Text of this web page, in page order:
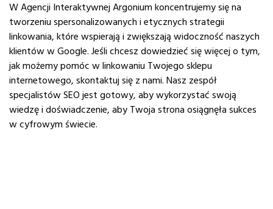
W Agencji Interaktywnej Argonium koncentrujemy się na
tworzeniu spersonalizowanych i etycznych strategii
linkowania, które wspierają i zwiększają widoczność naszych
klientów w Google. Jeśli chcesz dowiedzieć się więcej o tym,
jak możemy pomóc w linkowaniu Twojego sklepu
internetowego, skontaktuj się z nami. Nasz zespół
specjalistów SEO jest gotowy, aby wykorzystać swoją
wiedzę i doświadczenie, aby Twoja strona osiągnęła sukces
w cyfrowym świecie.